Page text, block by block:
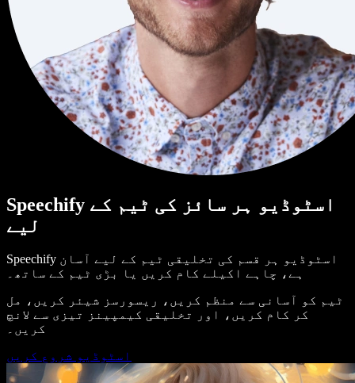
Speechify اسٹوڈیو ہر سائز کی ٹیم کے
لیے
Speechify اسٹوڈیو ہر قسم کی تخلیقی ٹیم کے لیے آسان
ہے، چاہے اکیلے کام کریں یا بڑی ٹیم کے ساتھ۔
ٹیم کو آسانی سے منظم کریں، ریسورسز شیئر کریں، مل
کر کام کریں، اور تخلیقی کیمپینز تیزی سے لانچ
کریں۔
اسٹوڈیو شروع کریں